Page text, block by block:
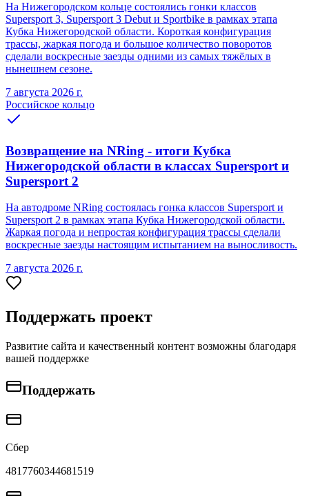
На Нижегородском кольце состоялись гонки классов
Supersport 3, Supersport 3 Debut и Sportbike в рамках этапа
Кубка Нижегородской области. Короткая конфигурация
трассы, жаркая погода и большое количество поворотов
сделали воскресные заезды одними из самых тяжёлых в
нынешнем сезоне.
7 августа 2026 г.
Российское кольцо
Возвращение на NRing - итоги Кубка
Нижегородской области в классах Supersport и
Supersport 2
На автодроме NRing состоялась гонка классов Supersport и
Supersport 2 в рамках этапа Кубка Нижегородской области.
Жаркая погода и непростая конфигурация трассы сделали
воскресные заезды настоящим испытанием на выносливость.
7 августа 2026 г.
Поддержать проект
Развитие сайта и качественный контент возможны благодаря
вашей поддержке
Поддержать
Сбер
4817760344681519